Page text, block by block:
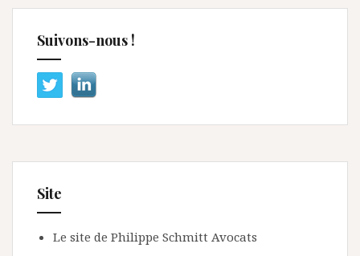
Suivons-nous !
Site
Le site de Philippe Schmitt Avocats